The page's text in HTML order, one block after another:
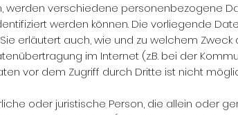
werden verschiedene personenbezogene
werden können. Die vorliegende
erläutert auch, wie und zu welchem Zweck
im Internet (z.B. bei der
vor dem Zugriff durch Dritte ist nicht
oder juristische Person, die allein oder